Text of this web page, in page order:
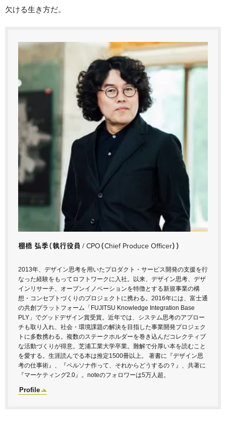
欠ける生き方だ。
棚橋 弘季（執行役員 / CPO（Chief Produce Officer））
2013年、デザイン思考を用いたプロダクト・サービス開発の支援を行
なった経験をもってロフトワークに入社。以来、デザイン思考、デザ
インリサーチ、オープンイノベーションを特徴とする新規事業の構
想・コンセプトづくりのプロジェクトに携わる。2016年には、富士通
の共創プラットフォーム「FUJITSU Knowledge Integration Base
PLY」でグッドデザイン賞受賞。近年では、システム思考のアプロー
チも取り入れ、社会・環境課題の解決を目指した事業開発プロジェク
トに多数携わる。複数のステークホルダーを巻き込んだコレクティブ
な活動づくりが得意。芝浦工業大学卒業。難解で分厚い本を読むこと
を愛する。生涯読んでる本は推定1500冊以上。 著書に『デザイン思
考の仕事術』、『ペルソナ作って、それからどうするの？』、共著に
『マーケティング2.0』。noteのフォロワーは5万人超。
Profile